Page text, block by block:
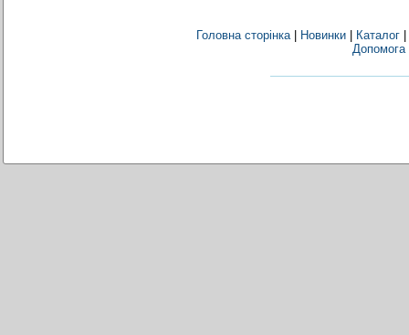
Головна сторінка| Новинки| Каталог|
Допомога